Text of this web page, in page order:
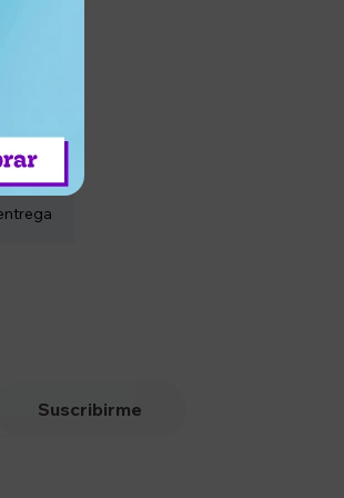
Suscribirme